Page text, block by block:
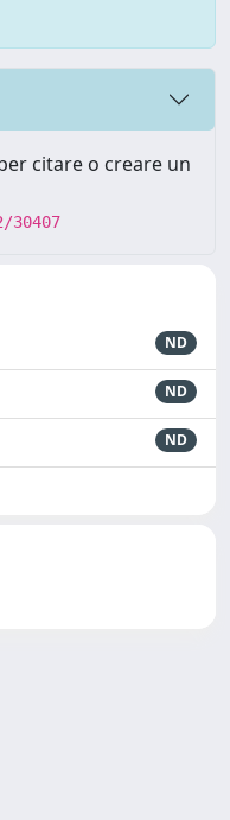
citare o creare un
ND
ND
ND